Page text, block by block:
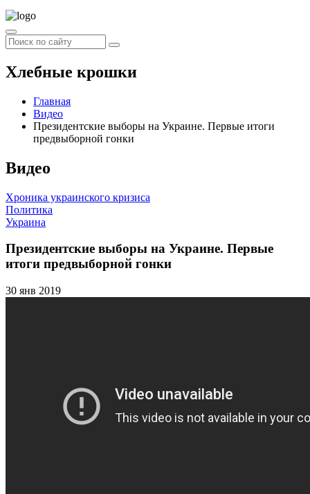
Хлебные крошки
Главная
Видео
Президентские выборы на Украине. Первые итоги
предвыборной гонки
Видео
Хроника украинского кризиса
Политика
Украина
Президентские выборы на Украине. Первые
итоги предвыборной гонки
30 янв 2019